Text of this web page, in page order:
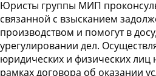
Юристы группы МИП
связанной с взысканием
производством и помогут в
урегулировании дел.
юридических и физических лиц
рамках договора об оказании